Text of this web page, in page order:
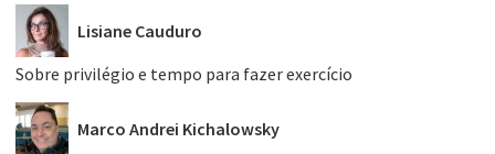
Lisiane Cauduro
Sobre privilégio e tempo para fazer exercício
Marco Andrei Kichalowsky